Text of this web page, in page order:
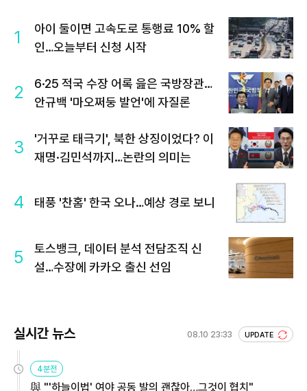
1
아이 둘이면 고속도로 통행료 10% 할
인…오늘부터 신청 시작
2
6·25 적국 수장 어록 읊은 국방장관…
안규백 '마오쩌둥 발언'에 자질론
3
'거꾸로 태극기', 북한 상징이었다? 이
재명·김민석까지…논란의 의미는
4 태풍 '찬홈' 한국 오나…예상 경로 보니
5
토스뱅크, 데이터 분석 전담조직 신
설…수장에 카카오 출신 선임
실시간 뉴스 08.10 23:33 UPDATE
4분전
與 "'하늘이법' 여야 공동 발의 괜찮아…그것이 협치"